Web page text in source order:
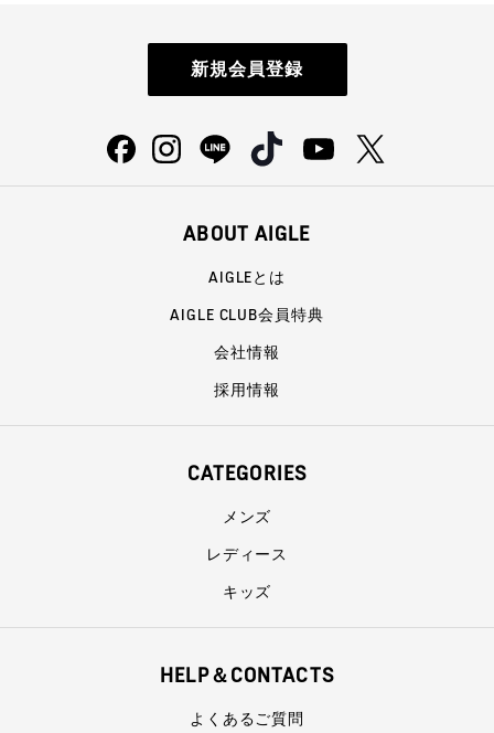
新規会員登録
ABOUT AIGLE
AIGLEとは
AIGLE CLUB会員特典
会社情報
採用情報
CATEGORIES
メンズ
レディース
キッズ
HELP＆CONTACTS
よくあるご質問